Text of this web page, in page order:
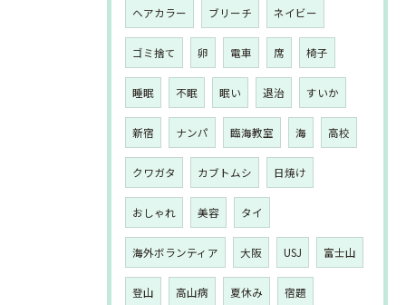
ヘアカラー ブリーチ ネイビー
ゴミ捨て 卵 電車 席 椅子
睡眠 不眠 眠い 退治 すいか
新宿 ナンパ 臨海教室 海 高校
クワガタ カブトムシ 日焼け
おしゃれ 美容 タイ
海外ボランティア 大阪 USJ 富士山
登山 高山病 夏休み 宿題